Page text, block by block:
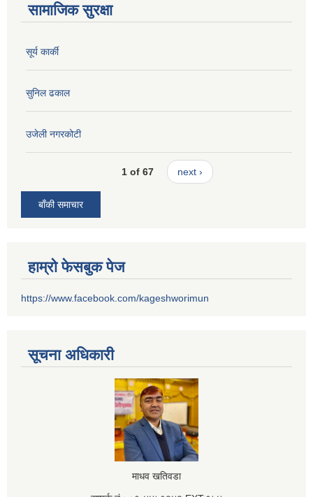
सामाजिक सुरक्षा
सूर्य कार्की
सुनिल ढकाल
उजेली नगरकोटी
1 of 67 next ›
बाँकी समाचार
हाम्रो फेसबुक पेज
https://www.facebook.com/kageshworimun
सूचना अधिकारी
माधव खतिवडा